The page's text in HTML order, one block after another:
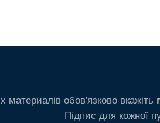
обов'язково вкажіть
Підпис для кожної